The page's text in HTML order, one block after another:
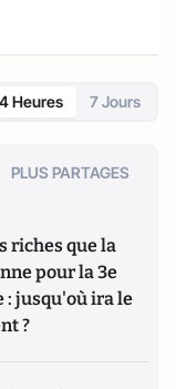
Heures 7 Jours
PLUS PARTAGES
riches que la
pour la 3e
: jusqu'où ira le
?